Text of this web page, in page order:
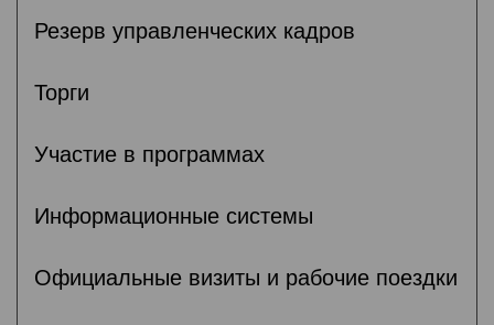
Резерв управленческих кадров
Торги
Участие в программах
Информационные системы
Официальные визиты и рабочие поездки